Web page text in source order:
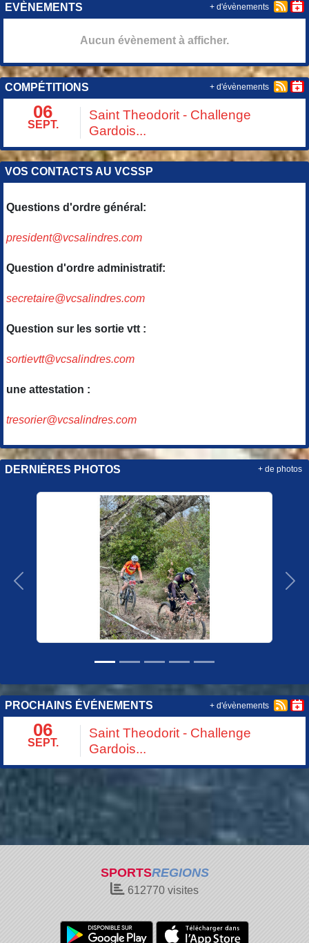
EVÈNEMENTS
Aucun évènement à afficher.
+ d'évènements
COMPÉTITIONS
06
SEPT.
Saint Theodorit - Challenge
Gardois...
+ d'évènements
VOS CONTACTS AU VCSSP
Questions d'ordre général:
president@vcsalindres.com
Question d'ordre administratif:
secretaire@vcsalindres.com
Question sur les sortie vtt :
sortievtt@vcsalindres.com
une attestation :
tresorier@vcsalindres.com
DERNIÈRES PHOTOS
Précedent
+ de photos
PROCHAINS ÉVÉNEMENTS
06
SEPT.
Saint Theodorit - Challenge
Gardois...
+ d'évènements
SPORTSREGIONS
612770 visites